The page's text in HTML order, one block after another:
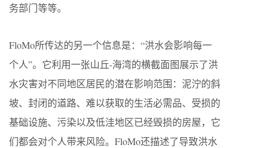
务部门等等。
FloMo所传达的另一个信息是：“洪水会影响每一
个人”。它利用一张山丘-海湾的横截面图展示了洪
水灾害对不同地区居民的潜在影响范围：泥泞的斜
坡、封闭的道路、难以获取的生活必需品、受损的
基础设施、污染以及低洼地区已经毁损的房屋，它
们都会对个人带来风险。FloMo还描述了导致洪水